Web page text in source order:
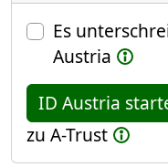
Es
Austria
ID Austria
zu A-Trust